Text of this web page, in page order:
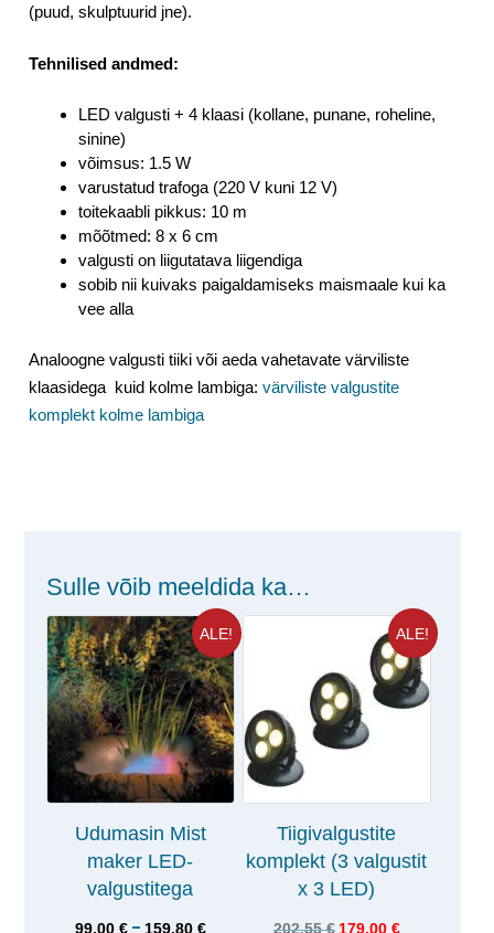
(puud, skulptuurid jne).
Tehnilised andmed:
LED valgusti + 4 klaasi (kollane, punane, roheline,
sinine)
võimsus: 1.5 W
varustatud trafoga (220 V kuni 12 V)
toitekaabli pikkus: 10 m
mõõtmed: 8 x 6 cm
valgusti on liigutatava liigendiga
sobib nii kuivaks paigaldamiseks maismaale kui ka
vee alla
Analoogne valgusti tiiki või aeda vahetavate värviliste
klaasidega kuid kolme lambiga: värviliste valgustite
komplekt kolme lambiga
Sulle võib meeldida ka…
ALE!
Udumasin Mist
maker LED-
valgustitega
99.00 € – 159.80 €
ALE!
Tiigivalgustite
komplekt (3 valgustit
x 3 LED)
202.55€ 179.00 €